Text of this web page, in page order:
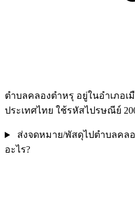
ตำบลคลองตำหรุ อยู่ในอำเภอเ
ประเทศไทย ใช้รหัสไปรษณีย์
ส่งจดหมาย/พัสดุไปตำบลคล
อะไร?